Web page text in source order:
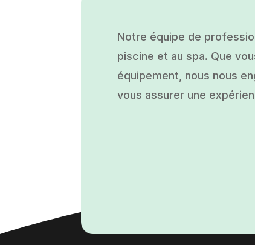
Notre équipe de
piscine et au spa. Que
équipement, nous nous
vous assurer une